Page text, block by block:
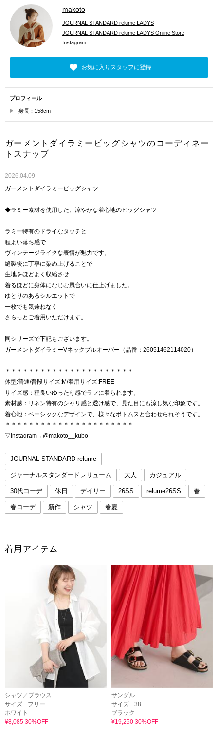
makoto
JOURNAL STANDARD relume LADYS
JOURNAL STANDARD relume LADYS Online Store
Instagram
お気に入りスタッフに登録
プロフィール
身長：158cm
ガーメントダイラミービッグシャツのコーディネー
トスナップ
2026.04.09
ガーメントダイラミービッグシャツ
◆ラミー素材を使用した、涼やかな着心地のビッグシャツ
ラミー特有のドライなタッチと
程よい落ち感で
ヴィンテージライクな表情が魅力です。
縫製後に丁寧に染め上げることで
生地をほどよく収縮させ
着るほどに身体になじむ風合いに仕上げました。
ゆとりのあるシルエットで
一枚でも気兼ねなく
さらっとご着用いただけます。
同シリーズで下記もございます。
ガーメントダイラミーVネックプルオーバー（品番：26051462114020）
＊＊＊＊＊＊＊＊＊＊＊＊＊＊＊＊＊＊＊＊＊＊
体型:普通/普段サイズ:M/着用サイズ:FREE
サイズ感：程良いゆったり感でラフに着られます。
素材感：リネン特有のシャリ感と透け感で、見た目にも涼し気な印象です。
着心地：ベーシックなデザインで、様々なボトムスと合わせられそうです。
＊＊＊＊＊＊＊＊＊＊＊＊＊＊＊＊＊＊＊＊＊＊
▽Instagram→@makoto__kubo
JOURNAL STANDARD relume
ジャーナルスタンダードレリューム 大人 カジュアル
30代コーデ 休日 デイリー 26SS relume26SS 春
春コーデ 新作 シャツ 春夏
着用アイテム
シャツ／ブラウス
サイズ : フリー
ホワイト
¥8,085 30%OFF
サンダル
サイズ : 38
ブラック
¥19,250 30%OFF